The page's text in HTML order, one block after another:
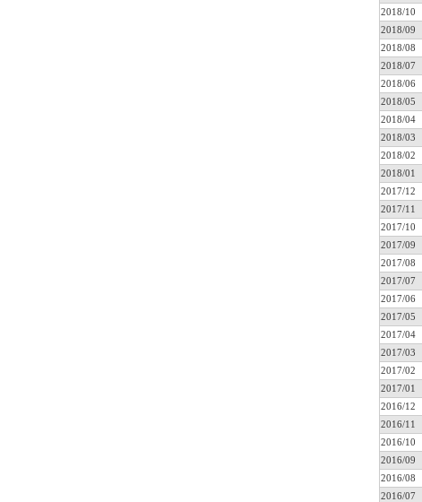
2018/10
2018/09
2018/08
2018/07
2018/06
2018/05
2018/04
2018/03
2018/02
2018/01
2017/12
2017/11
2017/10
2017/09
2017/08
2017/07
2017/06
2017/05
2017/04
2017/03
2017/02
2017/01
2016/12
2016/11
2016/10
2016/09
2016/08
2016/07